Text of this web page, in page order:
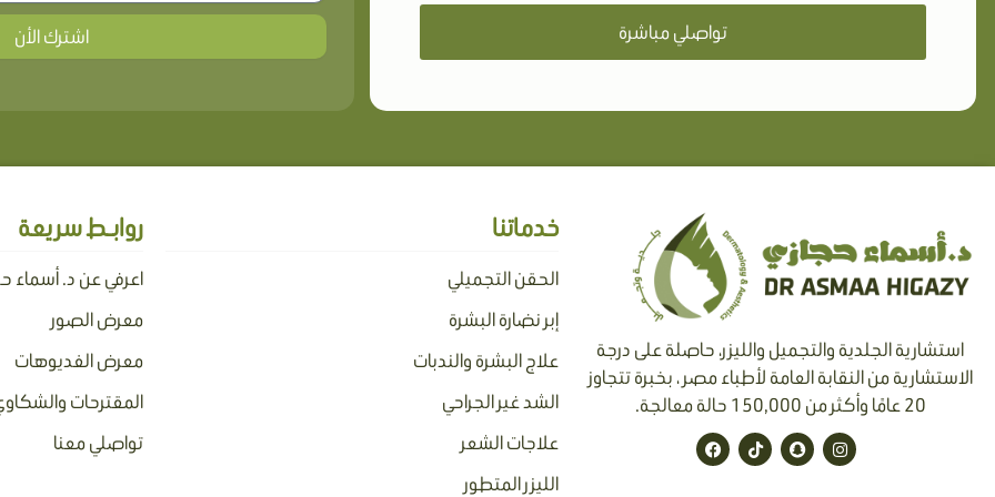
تواصلي مباشرة اشترك الأن
استشارية الجلدية والتجميل والليزر، حاصلة على درجة
الاستشارية من النقابة العامة لأطباء مصر ، بخبرة تتجاوز
20 عامًا وأكثر من 150,000 حالة معالجة.
I
n
s
S
n
a
T
i
k
F
a
c
خدماتنا
الحقن التجميلي
إبر نضارة البشرة
علاج البشرة والندبات
الشد غير الجراحي
علاجات الشعر
الليزر المتطور
روابـط سريعة
اعرفي عن د. أسماء
معرض الصور
معرض الفديوهات
المقترحات
تواصلي معنا